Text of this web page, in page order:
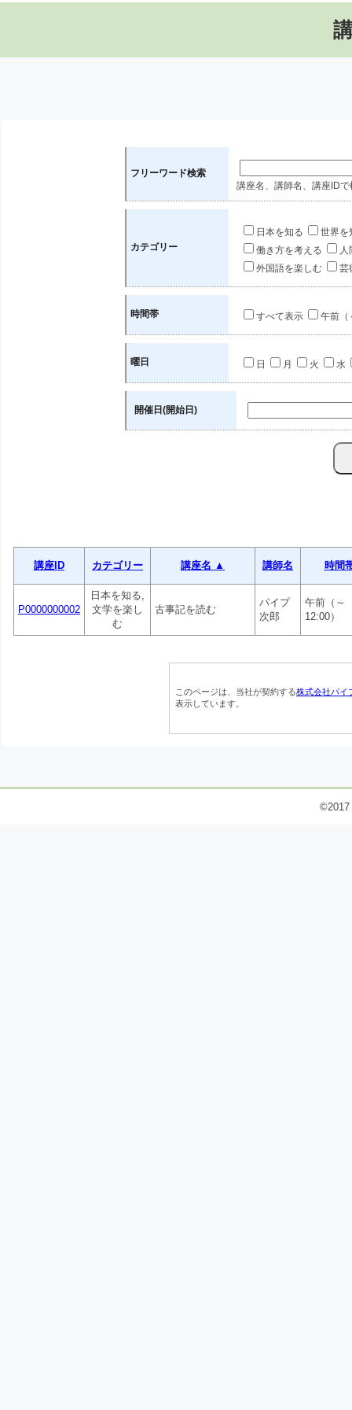
フリーワード検索
講座名、講師名、講座IDで
カテゴリー
日本を知る
世界を
働き方を考える
人
外国語を楽しむ
芸
時間帯 すべて表示 午前（
曜日 日 月 火 水
開催日(開始日)
講座ID カテゴリー 講座名 ▲ 講師名 時間
P0000000002
日本を知る,
文学を楽し
む
古事記を読む
パイプ
次郎
午前（～
12:00）
このページは、当社が契約する株式会社パイ
表示しています。
©2017